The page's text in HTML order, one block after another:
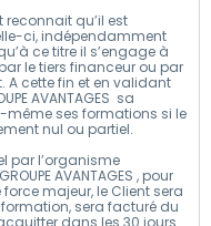
qu’il est
ci, indépendamment
ce titre il s’engage à
le tiers financeur ou par
A cette fin et en validant
AVANTAGES sa
ses formations si le
nul ou partiel.
par l’organisme
AVANTAGES , pour
majeur, le Client sera
sera facturé du